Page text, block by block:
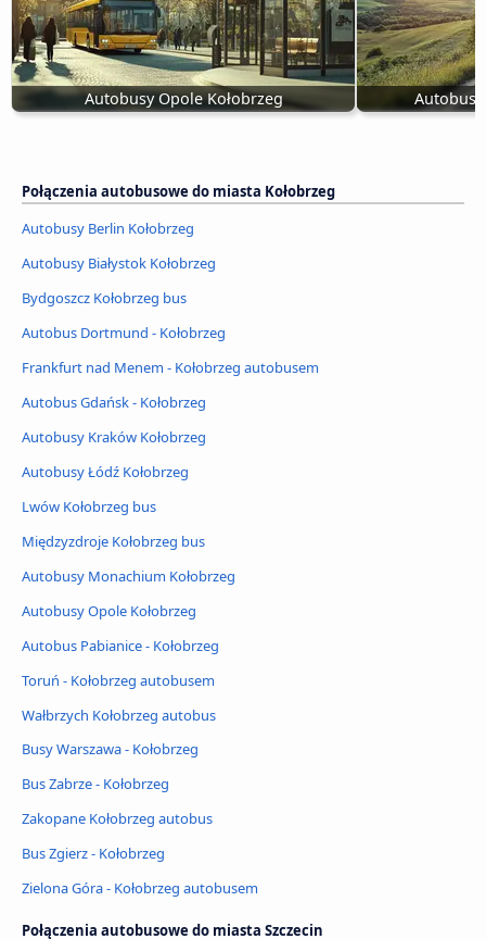
Autobusy Opole Kołobrzeg Autobus
Połączenia autobusowe do miasta Kołobrzeg
Autobusy Berlin Kołobrzeg
Autobusy Białystok Kołobrzeg
Bydgoszcz Kołobrzeg bus
Autobus Dortmund - Kołobrzeg
Frankfurt nad Menem - Kołobrzeg autobusem
Autobus Gdańsk - Kołobrzeg
Autobusy Kraków Kołobrzeg
Autobusy Łódź Kołobrzeg
Lwów Kołobrzeg bus
Międzyzdroje Kołobrzeg bus
Autobusy Monachium Kołobrzeg
Autobusy Opole Kołobrzeg
Autobus Pabianice - Kołobrzeg
Toruń - Kołobrzeg autobusem
Wałbrzych Kołobrzeg autobus
Busy Warszawa - Kołobrzeg
Bus Zabrze - Kołobrzeg
Zakopane Kołobrzeg autobus
Bus Zgierz - Kołobrzeg
Zielona Góra - Kołobrzeg autobusem
Połączenia autobusowe do miasta Szczecin